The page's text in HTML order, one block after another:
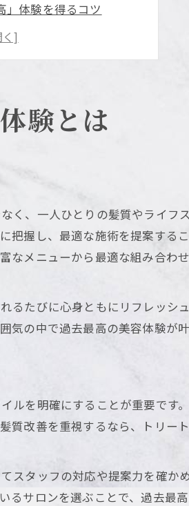
」体験を得るコツ
くつろげる理由
美容室の魅力に迫る
の美容室へ
ニューが選ばれる理由
ための美容室活用術
びの極意
室選びのポイント
口コミから比較する方法
室の魅力
に選ばれる理由
室の髪質改善提案
ず輝くヘアスタイルへ
験とは
、一人ひとりの髪質やライフ
把握し、最適な施術を提案する
なメニューから最適な組み合わ
るたびに心身ともにリフレッシ
の中で過去最高の美容体験が叶
を明確にすることが重要です
質改善を重視するなら、トリー
スタッフの対応や提案力を確か
サロンを選ぶことで、過去最高